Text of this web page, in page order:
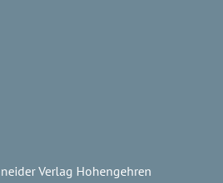
Verlag Hohengehren